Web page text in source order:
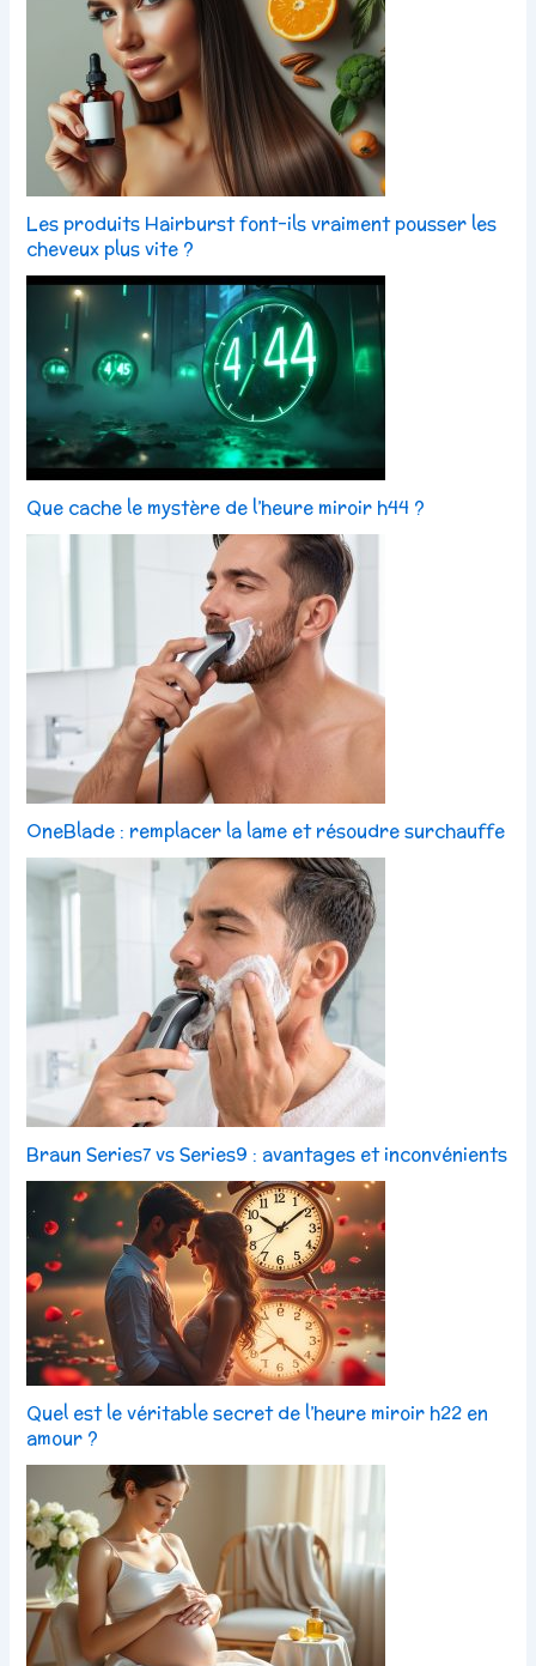
Les produits Hairburst font-ils vraiment pousser les
cheveux plus vite ?
Que cache le mystère de l’heure miroir h44 ?
OneBlade : remplacer la lame et résoudre surchauffe
Braun Series7 vs Series9 : avantages et inconvénients
Quel est le véritable secret de l’heure miroir h22 en
amour ?